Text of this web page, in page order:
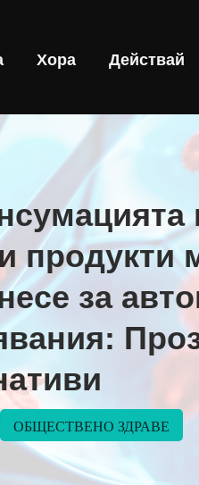
Хора Действай
продукти
за
ОБЩЕСТВЕНО ЗДРАВЕ